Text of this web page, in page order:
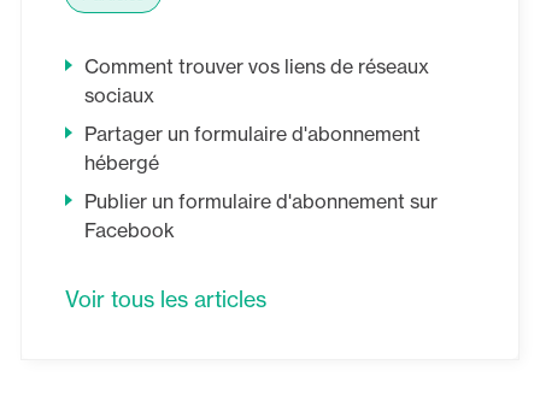
Comment trouver vos liens de réseaux
sociaux
Partager un formulaire d'abonnement
hébergé
Publier un formulaire d'abonnement sur
Facebook
Voir tous les articles